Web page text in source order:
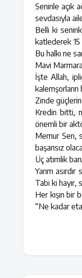
Seninle açık
sevdasıyla
Belli ki
katlederek 15
Bu halkı ne
Mavi
İşte Allah,
Zinde
Kredin bitti,
önemli bir
Memur Sen,
başarısız
Üç atımlık
Yarım
Tabi ki hayır,
Her kışın bir
“Ne kadar